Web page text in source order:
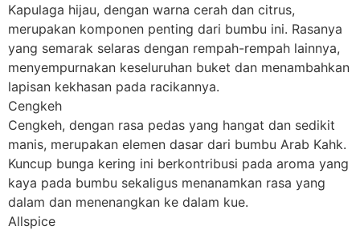
Kapulaga hijau, dengan warna cerah dan citrus,
merupakan komponen penting dari bumbu ini. Rasanya
yang semarak selaras dengan rempah-rempah lainnya,
menyempurnakan keseluruhan buket dan menambahkan
lapisan kekhasan pada racikannya.
Cengkeh
Cengkeh, dengan rasa pedas yang hangat dan sedikit
manis, merupakan elemen dasar dari bumbu Arab Kahk.
Kuncup bunga kering ini berkontribusi pada aroma yang
kaya pada bumbu sekaligus menanamkan rasa yang
dalam dan menenangkan ke dalam kue.
Allspice